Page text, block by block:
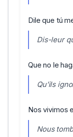
Dile que tú
Dis-leur
Que no le
Qu’ils
Nos vivimos
Nous